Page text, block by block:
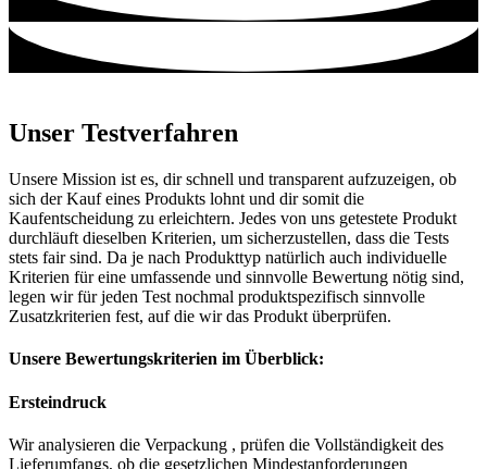
Unser Testverfahren
Unsere Mission ist es, dir schnell und transparent aufzuzeigen, ob
sich der Kauf eines Produkts lohnt und dir somit die
Kaufentscheidung zu erleichtern. Jedes von uns getestete Produkt
durchläuft dieselben Kriterien, um sicherzustellen, dass die Tests
stets fair sind. Da je nach Produkttyp natürlich auch individuelle
Kriterien für eine umfassende und sinnvolle Bewertung nötig sind,
legen wir für jeden Test nochmal produktspezifisch sinnvolle
Zusatzkriterien fest, auf die wir das Produkt überprüfen.
Unsere Bewertungskriterien im Überblick:
Ersteindruck
Wir analysieren die Verpackung , prüfen die Vollständigkeit des
Lieferumfangs, ob die gesetzlichen Mindestanforderungen